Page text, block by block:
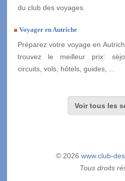
du club des voyages.
Voyager en Autriche
Préparez votre voyage en
trouvez le meilleur prix:
circuits, vols, hôtels, guides, ...
Voir tous les
© 2026 www.club-
Tous droits